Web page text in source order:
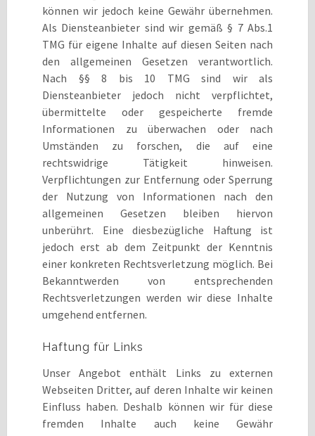
können wir jedoch keine Gewähr übernehmen.
Als Diensteanbieter sind wir gemäß § 7 Abs.1
TMG für eigene Inhalte auf diesen Seiten nach
den allgemeinen Gesetzen verantwortlich.
Nach §§ 8 bis 10 TMG sind wir als
Diensteanbieter jedoch nicht verpflichtet,
übermittelte oder gespeicherte fremde
Informationen zu überwachen oder nach
Umständen zu forschen, die auf eine
rechtswidrige Tätigkeit hinweisen.
Verpflichtungen zur Entfernung oder Sperrung
der Nutzung von Informationen nach den
allgemeinen Gesetzen bleiben hiervon
unberührt. Eine diesbezügliche Haftung ist
jedoch erst ab dem Zeitpunkt der Kenntnis
einer konkreten Rechtsverletzung möglich. Bei
Bekanntwerden von entsprechenden
Rechtsverletzungen werden wir diese Inhalte
umgehend entfernen.
Haftung für Links
Unser Angebot enthält Links zu externen
Webseiten Dritter, auf deren Inhalte wir keinen
Einfluss haben. Deshalb können wir für diese
fremden Inhalte auch keine Gewähr